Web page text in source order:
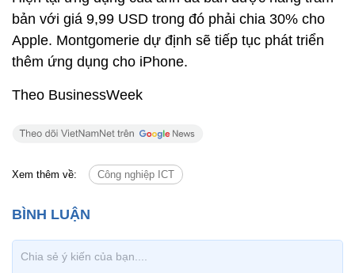
bản với giá 9,99 USD trong đó phải chia 30% cho
Apple. Montgomerie dự định sẽ tiếp tục phát triển
thêm ứng dụng cho iPhone.
Theo BusinessWeek
Xem thêm về: Công nghiệp ICT